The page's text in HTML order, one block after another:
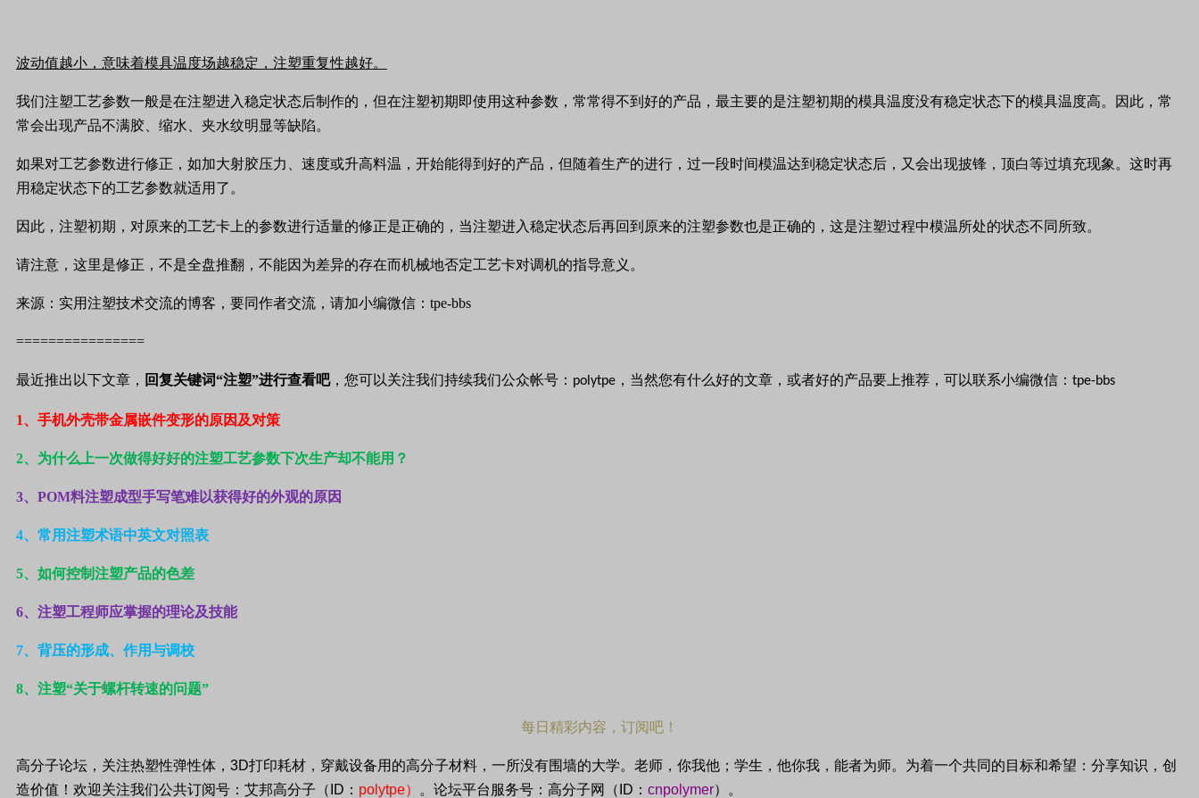
波动值越小，意味着模具温度场越稳定，注塑重复性越好。
我们注塑工艺参数一般是在注塑进入稳定状态后制作的，但在注塑初期即使用这种参数，常常得不到好的产品，最主要的是注塑初期的模具温度没有稳定状态下的模具温度高。因此，常
常会出现产品不满胶、缩水、夹水纹明显等缺陷。
如果对工艺参数进行修正，如加大射胶压力、速度或升高料温，开始能得到好的产品，但随着生产的进行，过一段时间模温达到稳定状态后，又会出现披锋，顶白等过填充现象。这时再
用稳定状态下的工艺参数就适用了。
因此，注塑初期，对原来的工艺卡上的参数进行适量的修正是正确的，当注塑进入稳定状态后再回到原来的注塑参数也是正确的，这是注塑过程中模温所处的状态不同所致。
请注意，这里是修正，不是全盘推翻，不能因为差异的存在而机械地否定工艺卡对调机的指导意义。
来源：实用注塑技术交流的博客，要同作者交流，请加小编微信： tpe-bbs
================
最近推出以下文章， 回复关键词“注塑”进行查看吧，您可以关注我们持续我们公众帐号： polytpe ，当然您有什么好的文章，或者好的产品要上推荐，可以联系小编微信： tpe-bbs
1、手机外壳带金属嵌件变形的原因及对策
2、为什么上一次做得好好的注塑工艺参数下次生产却不能用？
3、POM料注塑成型手写笔难以获得好的外观的原因
4、常用注塑术语中英文对照表
5、如何控制注塑产品的色差
6、注塑工程师应掌握的理论及技能
7、背压的形成、作用与调校
8、注塑“关于螺杆转速的问题”
每日精彩内容，订阅吧！
高分子论坛，关注热塑性弹性体， 3D打印耗材，穿戴设备用的高分子材料，一所没有围墙的大学。老师，你我他；学生，他你我，能者为师。为着一个共同的目标和希望：分享知识，创
造价值！欢迎关注我们公共订阅号：艾邦高分子（ ID ： polytpe） 。论坛平台服务号：高分子网（ ID ： cnpolymer）。